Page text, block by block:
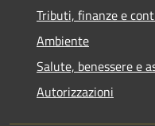
Tributi, finanze e
Ambiente
Salute, benessere e
Autorizzazioni